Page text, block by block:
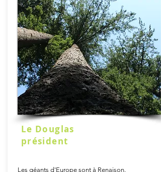
Le Douglas
président
Les géants d'Europe sont à Renaison.